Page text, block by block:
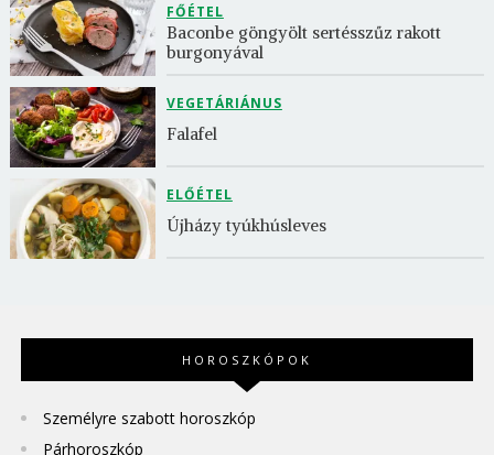
FŐÉTEL
Baconbe göngyölt sertésszűz rakott
burgonyával
VEGETÁRIÁNUS
Falafel
ELŐÉTEL
Újházy tyúkhúsleves
HOROSZKÓPOK
Személyre szabott horoszkóp
Párhoroszkóp